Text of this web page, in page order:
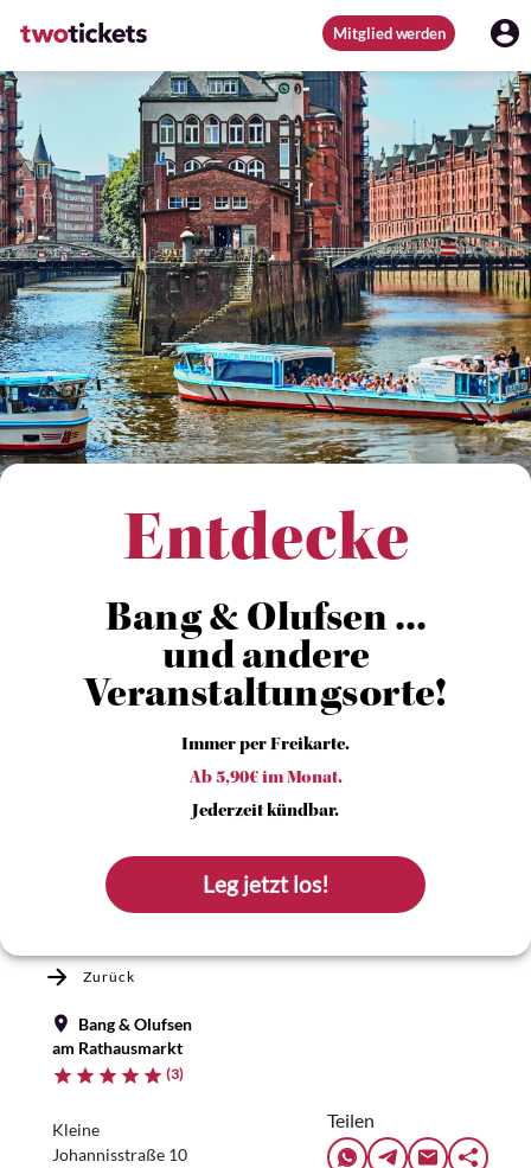
Mitglied werden
Entdecke
Bang & Olufsen ...
und andere
Veranstaltungsorte!
Immer per Freikarte.
Ab 5,90€ im Monat.
Jederzeit kündbar.
Leg jetzt los!
Zurück
Bang & Olufsen
am Rathausmarkt
(3)
Kleine
Johannisstraße 10
Teilen